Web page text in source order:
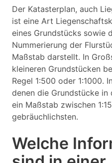
Der Katasterplan, auch
ist eine Art
eines Grundstücks sowie
Nummerierung der
Maßstab darstellt. In
kleineren Grundstücken
Regel 1:500 oder 1:1000.
denen die Grundstücke
ein Maßstab zwischen
gebräuchlichsten.
Welche